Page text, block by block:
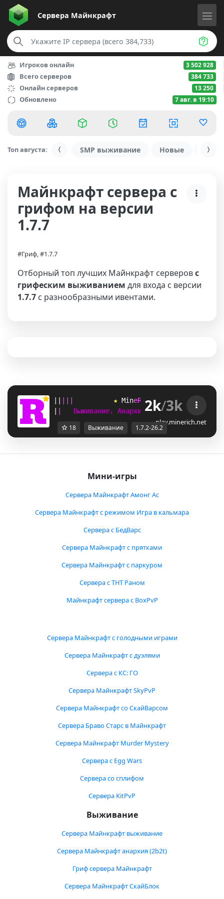
Сервера Майнкрафт
Игроков онлайн 3 502 928
Всего серверов 384 733
Онлайн серверов 13 250
Обновлено 7 авг. в 19:10
Топ августа: SMP выживание Новые С
Майнкрафт сервера с
грифом на версии
1.7.7
#Гриф, #1.7.7
Отборный топ лучших Майнкрафт серверовс
грифеским выживанием для входа с версии
1.7.7 с разнообразными ивентами.
★ Mi neR ich ★ [1.7.2-26.2
Выживание, Анархия, SkyBlock,
2k/3k
play.minerich.net
18 Выживание 1.7.2-26.2
Мини-игры
Сервера Майнкрафт Амонг Ас
Сервера Майнкрафт с режимом Игра в кальмара
Сервера с БедВарс
Сервера Майнкрафт с прятками
Сервера Майнкрафт с паркуром
Сервера с ТНТ Раном
Майнкрафт сервера с BoxPvP
Сервера Майнкрафт с голодными играми
Сервера Майнкрафт с дуэлями
Сервера с КС: ГО
Сервера Майнкрафт SkyPvP
Сервера Майнкрафт со СкайВарсом
Сервера Браво Старс в Майнкрафт
Сервера Майнкрафт Murder Mystery
Сервера с Egg Wars
Сервера со сплифом
Сервера KitPvP
Выживание
Сервера Майнкрафт выживание
Сервера Майнкрафт анархия (2b2t)
Гриф сервера Майнкрафт
Сервера Майнкрафт СкайБлок